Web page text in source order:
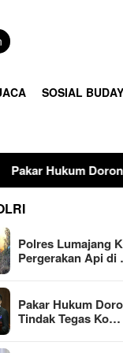
SOSIAL
Tindak Tegas
Polres Lumajang
Pergerakan Api
Pakar Hukum
Tindak Tegas Ko…